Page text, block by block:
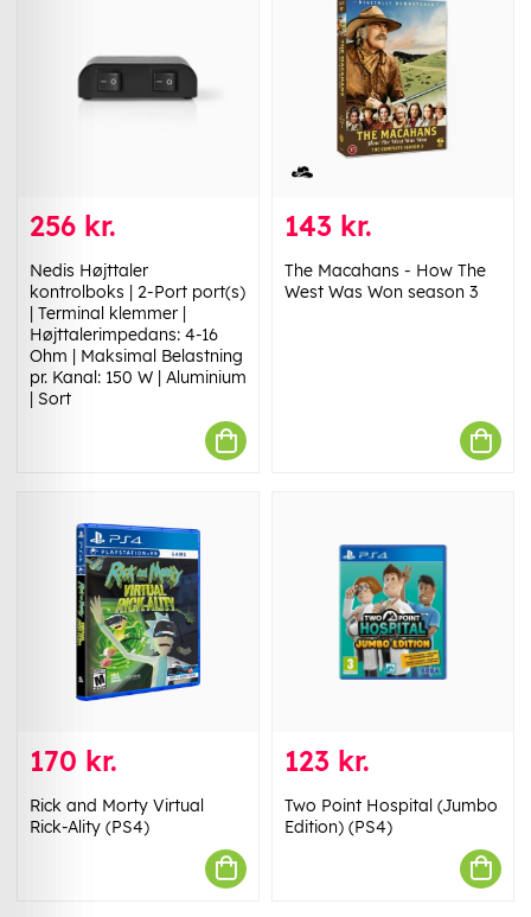
256 kr.
Nedis Højttaler
kontrolboks | 2-Port port(s)
| Terminal klemmer |
Højttalerimpedans: 4-16
Ohm | Maksimal Belastning
pr. Kanal: 150 W | Aluminium
| Sort
143 kr.
The Macahans - How The
West Was Won season 3
170 kr.
Rick and Morty Virtual
Rick-Ality (PS4)
123 kr.
Two Point Hospital (Jumbo
Edition) (PS4)